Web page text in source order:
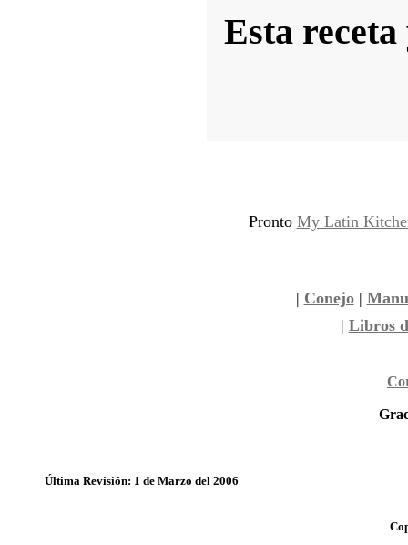
Esta
Pronto My Latin
| Conejo|
| Libros
Última Revisión: 1 de Marzo del 2006